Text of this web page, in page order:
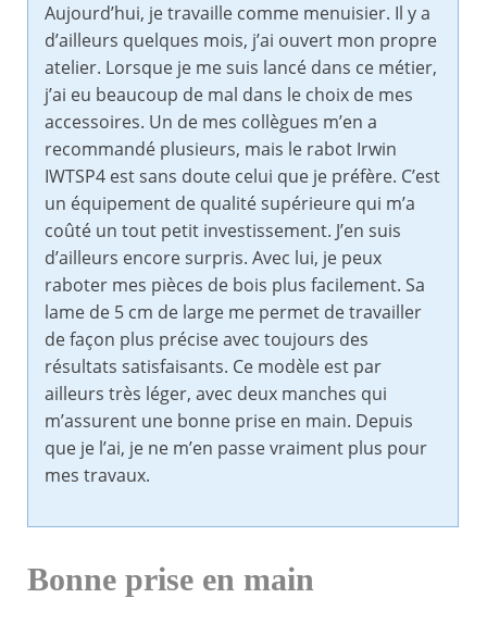
Aujourd’hui, je travaille comme menuisier. Il y a
d’ailleurs quelques mois, j’ai ouvert mon propre
atelier. Lorsque je me suis lancé dans ce métier,
j’ai eu beaucoup de mal dans le choix de mes
accessoires. Un de mes collègues m’en a
recommandé plusieurs, mais le rabot Irwin
IWTSP4 est sans doute celui que je préfère. C’est
un équipement de qualité supérieure qui m’a
coûté un tout petit investissement. J’en suis
d’ailleurs encore surpris. Avec lui, je peux
raboter mes pièces de bois plus facilement. Sa
lame de 5 cm de large me permet de travailler
de façon plus précise avec toujours des
résultats satisfaisants. Ce modèle est par
ailleurs très léger, avec deux manches qui
m’assurent une bonne prise en main. Depuis
que je l’ai, je ne m’en passe vraiment plus pour
mes travaux.
Bonne prise en main